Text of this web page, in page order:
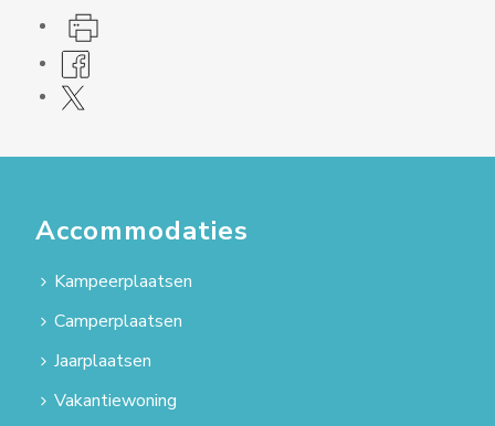
Accommodaties
Kampeerplaatsen
Camperplaatsen
Jaarplaatsen
Vakantiewoning